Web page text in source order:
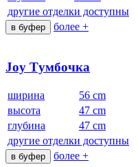
другие отделки доступны
в буфер более +
Joy Tумбочка
ширина
56 cm
высота
47 cm
глубина
47 cm
другие отделки доступны
в буфер более +